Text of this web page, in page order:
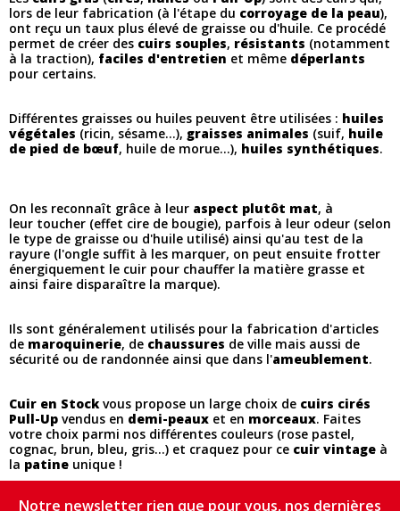
lors de leur fabrication (à l'étape du corroyage de la peau),
ont reçu un taux plus élevé de graisse ou d'huile. Ce procédé
permet de créer des cuirs souples, résistants (notamment
à la traction), faciles d'entretien et même déperlants
pour certains.
Différentes graisses ou huiles peuvent être utilisées : huiles
végétales (ricin, sésame...), graisses animales (suif, huile
de pied de bœuf, huile de morue...), huiles synthétiques.
On les reconnaît grâce à leur aspect plutôt mat, à
leur toucher (effet cire de bougie), parfois à leur odeur (selon
le type de graisse ou d'huile utilisé) ainsi qu'au test de la
rayure (l'ongle suffit à les marquer, on peut ensuite frotter
énergiquement le cuir pour chauffer la matière grasse et
ainsi faire disparaître la marque).
Ils sont généralement utilisés pour la fabrication d'articles
de maroquinerie, de chaussures de ville mais aussi de
sécurité ou de randonnée ainsi que dans l'ameublement.
Cuir en Stockvous propose un large choix de cuirs cirés
Pull-Up vendus en demi-peaux et en morceaux. Faites
votre choix parmi nos différentes couleurs (rose pastel,
cognac, brun, bleu, gris...) et craquez pour ce cuir vintage à
la patine unique !
Notre newsletter rien que pour vous, nos dernières